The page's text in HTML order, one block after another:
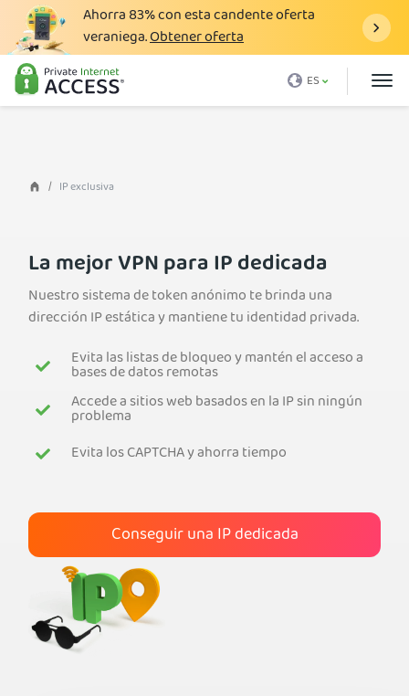
Ahorra83%con esta candente oferta
veraniega.Obtener oferta
ES
¿Qué es una VPN?
¿Por qué PIA?
Ventajas VPN
Servidor VPN
Blog
Asistencia
Inicio de sesión
Obtener PIA VPN
IP exclusiva
La mejor VPN para IP dedicada
Nuestro sistema de token anónimo te brinda una
dirección IP estática y mantiene tu identidad privada.
Evita las listas de bloqueo y mantén el acceso a
bases de datos remotas
Accede a sitios web basados en la IP sin ningún
problema
Evita los CAPTCHA y ahorra tiempo
Conseguir una IP dedicada